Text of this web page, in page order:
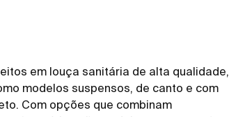
em louça sanitária de alta qualidade,
modelos suspensos, de canto e com
Com opções que combinam